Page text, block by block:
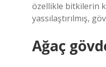
özellikle bitkilerin
yassılaştırılmış,
Ağaç